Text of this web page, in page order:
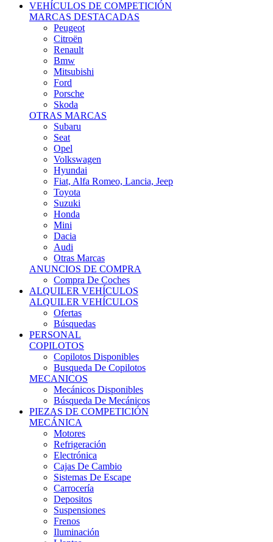
VEHÍCULOS DE COMPETICIÓN
MARCAS DESTACADAS
Peugeot
Citroën
Renault
Bmw
Mitsubishi
Ford
Porsche
Skoda
OTRAS MARCAS
Subaru
Seat
Opel
Volkswagen
Hyundai
Fiat, Alfa Romeo, Lancia, Jeep
Toyota
Suzuki
Honda
Mini
Dacia
Audi
Otras Marcas
ANUNCIOS DE COMPRA
Compra De Coches
ALQUILER VEHÍCULOS
ALQUILER VEHÍCULOS
Ofertas
Búsquedas
PERSONAL
COPILOTOS
Copilotos Disponibles
Busqueda De Copilotos
MECANICOS
Mecánicos Disponibles
Búsqueda De Mecánicos
PIEZAS DE COMPETICIÓN
MECÁNICA
Motores
Refrigeración
Electrónica
Cajas De Cambio
Sistemas De Escape
Carrocería
Depositos
Suspensiones
Frenos
Iluminación